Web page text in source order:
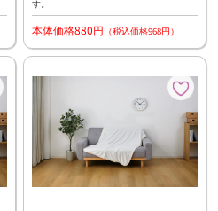
す。
本体価格880円 （税込価格968円）